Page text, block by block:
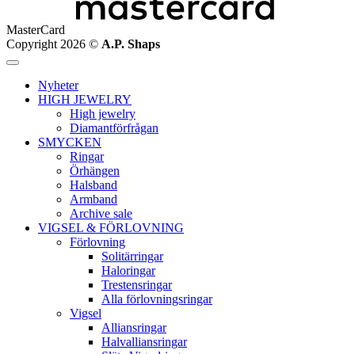
MasterCard
Copyright 2026 © A.P. Shaps
Nyheter
HIGH JEWELRY
High jewelry
Diamantförfrågan
SMYCKEN
Ringar
Örhängen
Halsband
Armband
Archive sale
VIGSEL & FÖRLOVNING
Förlovning
Solitärringar
Haloringar
Trestensringar
Alla förlovningsringar
Vigsel
Alliansringar
Halvalliansringar